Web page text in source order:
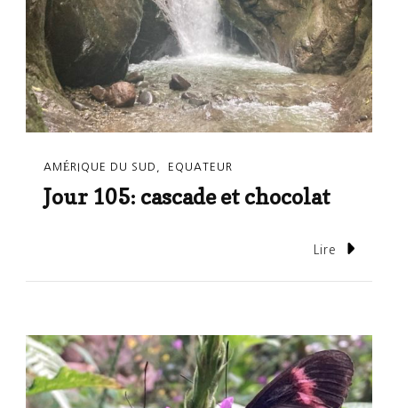
AMÉRIQUE DU SUD EQUATEUR
Jour 105: cascade et chocolat
Lire